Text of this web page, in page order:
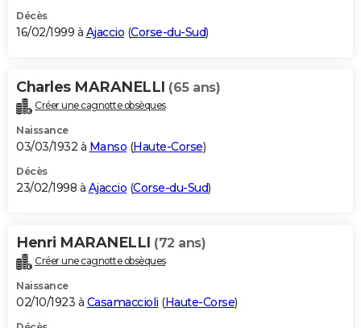
Décès
16/02/1999 à Ajaccio (Corse-du-Sud)
Charles MARANELLI (65 ans)
Créer une cagnotte obsèques
Naissance
03/03/1932 à Manso (Haute-Corse)
Décès
23/02/1998 à Ajaccio (Corse-du-Sud)
Henri MARANELLI (72 ans)
Créer une cagnotte obsèques
Naissance
02/10/1923 à Casamaccioli (Haute-Corse)